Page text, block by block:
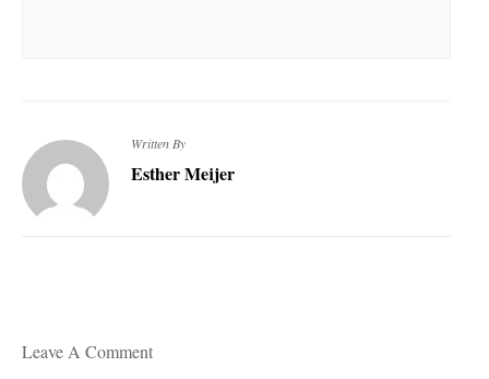
Written By
Esther Meijer
Leave A Comment